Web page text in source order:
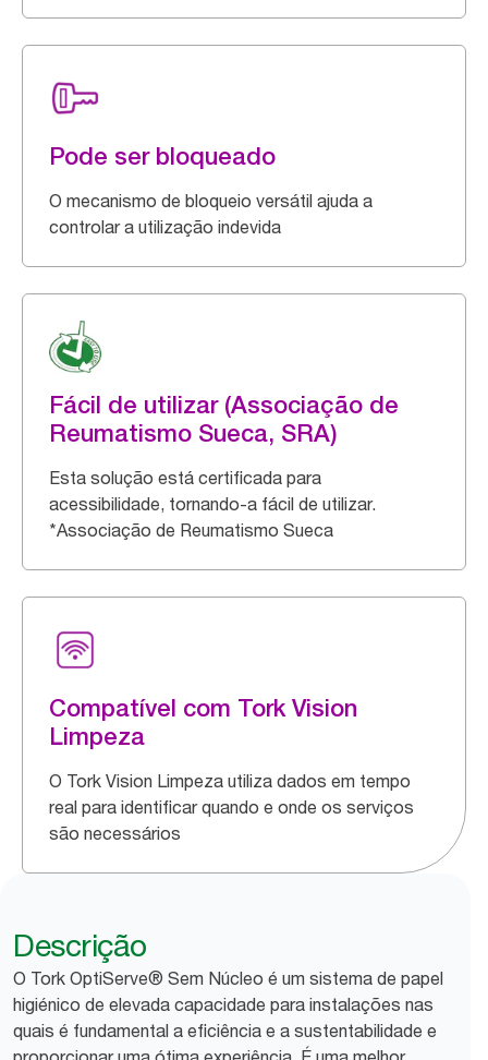
Pode ser bloqueado
O mecanismo de bloqueio versátil ajuda a
controlar a utilização indevida
Fácil de utilizar (Associação de
Reumatismo Sueca, SRA)
Esta solução está certificada para
acessibilidade, tornando-a fácil de utilizar.
*Associação de Reumatismo Sueca
Compatível com Tork Vision
Limpeza
O Tork Vision Limpeza utiliza dados em tempo
real para identificar quando e onde os serviços
são necessários
Descrição
O Tork OptiServe® Sem Núcleo é um sistema de papel
higiénico de elevada capacidade para instalações nas
quais é fundamental a eficiência e a sustentabilidade e